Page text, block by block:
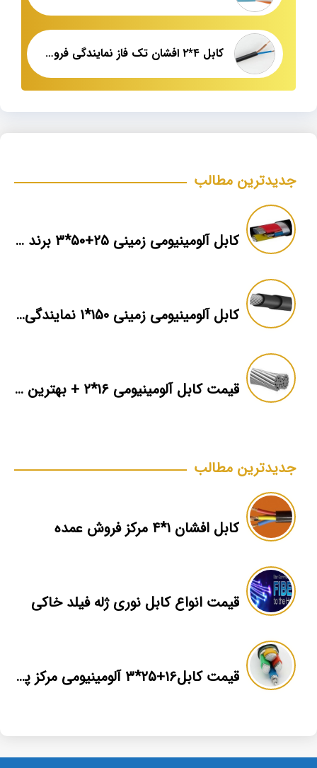
کابل ۴*۲ افشان تک فاز نمایندگی فروش
جدیدترین مطالب
کابل آلومینیومی زمینی ۲۵+۵۰*۳ برند ماهان
کابل آلومینیومی زمینی ۱۵۰*۱ نمایندگی فروش
قیمت کابل آلومینیومی ۱۶*۲ + بهترین برند بازار + اطلاعات فنی
جدیدترین مطالب
کابل افشان ۱*۴ مرکز فروش عمده
قیمت انواع کابل نوری ژله فیلد خاکی
قیمت کابل۱۶+۲۵*۳ آلومینیومی مرکز پخش عمده